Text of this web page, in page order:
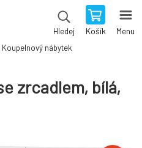
Hledej Košík Menu
Koupelnový nábytek
zrcadlem, bílá,